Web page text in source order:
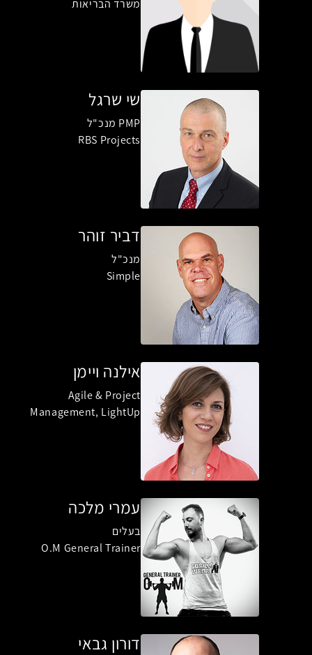
משרד הבריאות
שי שרגל
PMP מנכ"ל
RBS Projects
דביר זוהר
מנכ"ל
Simple
אילנה ויימן
Agile & Project
Management, LightUp
עמרי מלכה
בעלים
O.M General Trainer
דורון גבאי